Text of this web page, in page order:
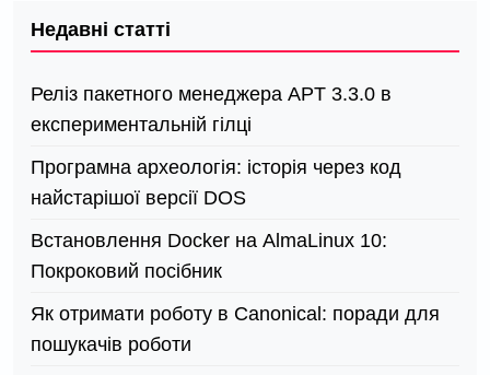
Недавні статті
Реліз пакетного менеджера APT 3.3.0 в
експериментальній гілці
Програмна археологія: історія через код
найстарішої версії DOS
Встановлення Docker на AlmaLinux 10:
Покроковий посібник
Як отримати роботу в Canonical: поради для
пошукачів роботи